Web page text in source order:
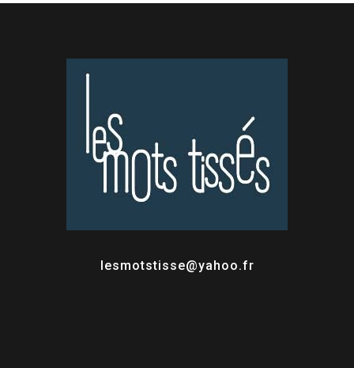
lesmotstisse@yahoo.fr